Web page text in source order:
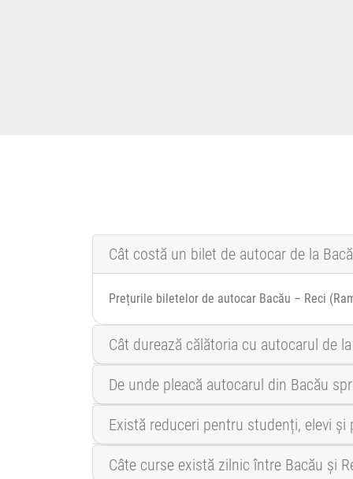
Cât costă un bilet de autocar de la
Prețurile biletelor de autocar Bacău – Reci
Cât durează călătoria cu autocarul de
De unde pleacă autocarul din Bacău
Există reduceri pentru studenți, elevi
Câte curse există zilnic între Bacău și